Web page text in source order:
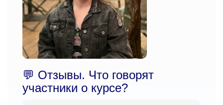
💬 Отзывы. Что говорят
участники о курсе?